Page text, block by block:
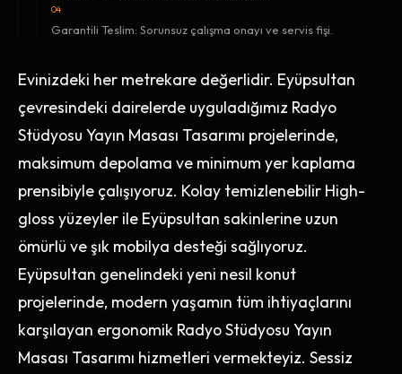
04
Garantili Teslim: Sorunsuz çalışma onayı ve servis fişi.
Evinizdeki her metrekare değerlidir. Eyüpsultan
çevresindeki dairelerde uyguladığımız Radyo
Stüdyosu Yayın Masası Tasarımı projelerinde,
maksimum depolama ve minimum yer kaplama
prensibiyle çalışıyoruz. Kolay temizlenebilir High-
gloss yüzeyler ile Eyüpsultan sakinlerine uzun
ömürlü ve şık mobilya desteği sağlıyoruz.
Eyüpsultan genelindeki yeni nesil konut
projelerinde, modern yaşamın tüm ihtiyaçlarını
karşılayan ergonomik Radyo Stüdyosu Yayın
Masası Tasarımı hizmetleri vermekteyiz. Sessiz